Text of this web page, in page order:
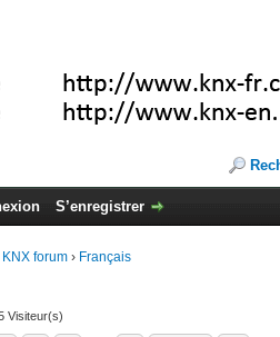
S’enregistrer
forum › Français
Visiteur(s)